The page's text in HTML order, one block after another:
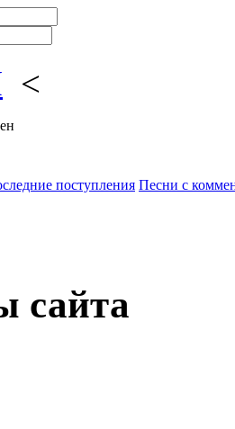
<
поступления Песни с
сайта